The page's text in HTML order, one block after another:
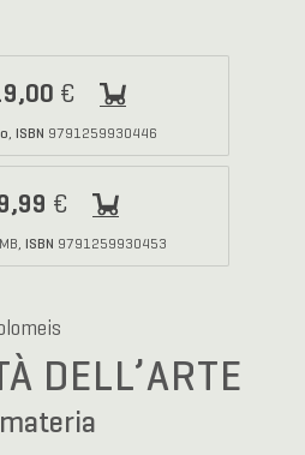
€
, ISBN 9791259930446
€
ISBN 9791259930453
DELL’ARTE